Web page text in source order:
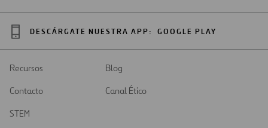
DESCÁRGATE NUESTRA APP: GOOGLE PLAY
Recursos
Blog
Contacto
Canal Ético
STEM